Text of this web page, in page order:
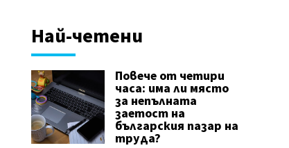
Най-четени
Повече от четири
часа: има ли място
за непълната
заетост на
българския пазар на
труда?